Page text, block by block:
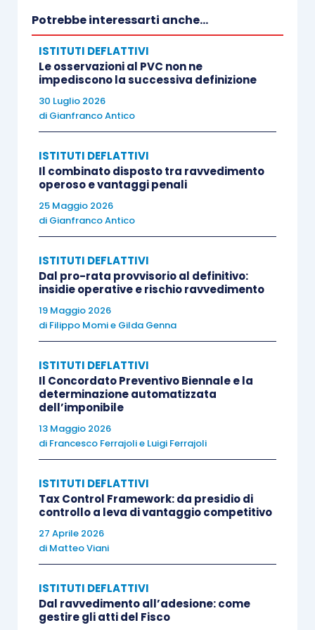
situazioni che presentano delle
interpretativeo che riguardino aspetti valutativi
non sempre oggettivi e che possono prestarsi a
differenti letture.
Interessante è anche la previsione del comma 3-
ter, dell’articolo 6, D.Lgs. 128/2015
consente, in via facoltativa, al contribuente, di
comunicare all’Agenzia i rischi fiscali connessi
a condotte poste in essere in periodi d’imposta
precedenti a quello di ingresso nel regime. Per
tali condotte, qualora siano comunicate in modo
esauriente prima che il contribuente abbia avuto
formale conoscenza tramite accessi, ispezioni,
verifiche o altri atti dell’Amministrazione
finanziaria,
essere applicate in misura superiore al minimo
edittale. Per fruire della riduzione in questione, è
necessario che le comunicazioni delle condotte
pregresse siano effettuate entro 120 giorni
dalla notificadel provvedimento di ammissione
al regime.
Infine, sul fronte dellesanzioni penaliè prevista
lanon punibilità delle condotte
4, D.Lgs. 74/2000(reato diinfedele
dichiarazione), dipendenti da rischi di natura
fiscali riferibili solamente ad elementi attivi (sono
quindi esclusi quelli passivi), e sempre che
Potrebbe interessarti anche...
ISTITUTI DEFLATTIVI
Le osservazioni al PVC non ne
impediscono la successiva definizione
30 Luglio 2026
di Gianfranco Antico
ISTITUTI DEFLATTIVI
Il combinato disposto tra ravvedimento
operoso e vantaggi penali
25 Maggio 2026
di Gianfranco Antico
ISTITUTI DEFLATTIVI
Dal pro-rata provvisorio al definitivo:
insidie operative e rischio ravvedimento
19 Maggio 2026
di Filippo Momie Gilda Genna
ISTITUTI DEFLATTIVI
Il Concordato Preventivo Biennale e la
determinazione automatizzata
dell’imponibile
13 Maggio 2026
di Francesco Ferrajolie Luigi Ferrajoli
ISTITUTI DEFLATTIVI
Tax Control Framework: da presidio di
controllo a leva di vantaggio competitivo
27 Aprile 2026
di Matteo Viani
ISTITUTI DEFLATTIVI
Dal ravvedimento all’adesione: come
gestire gli atti del Fisco